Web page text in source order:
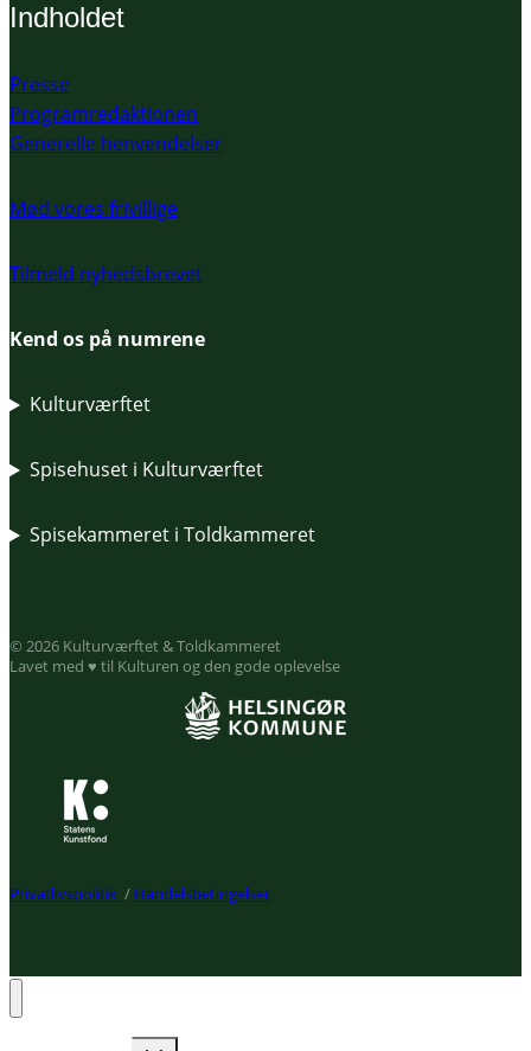
Indholdet
Presse
Programredaktionen
Generelle henvendelser
Mød vores frivillige
Tilmeld nyhedsbrevet
Kend os på numrene
Kulturværftet
Spisehuset i Kulturværftet
Spisekammeret i Toldkammeret
© 2026 Kulturværftet & Toldkammeret
Lavet med ♥ til Kulturen og den gode oplevelse
Privatlivspolitik / Handelsbetingelser